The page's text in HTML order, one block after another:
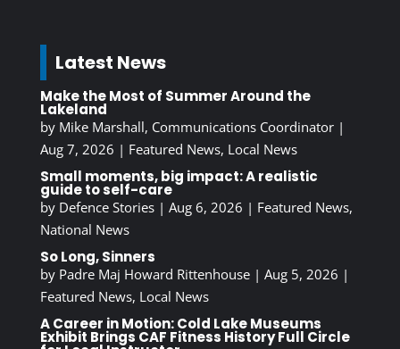
Latest News
Make the Most of Summer Around the
Lakeland
by Mike Marshall, Communications Coordinator|
Aug 7, 2026 | Featured News, Local News
Small moments, big impact: A realistic
guide to self-care
by Defence Stories| Aug 6, 2026 | Featured News,
National News
So Long, Sinners
by Padre Maj Howard Rittenhouse| Aug 5, 2026 |
Featured News, Local News
A Career in Motion: Cold Lake Museums
Exhibit Brings CAF Fitness History Full Circle